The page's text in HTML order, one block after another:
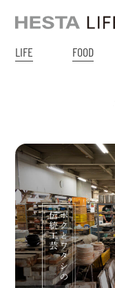
LIFE FOOD